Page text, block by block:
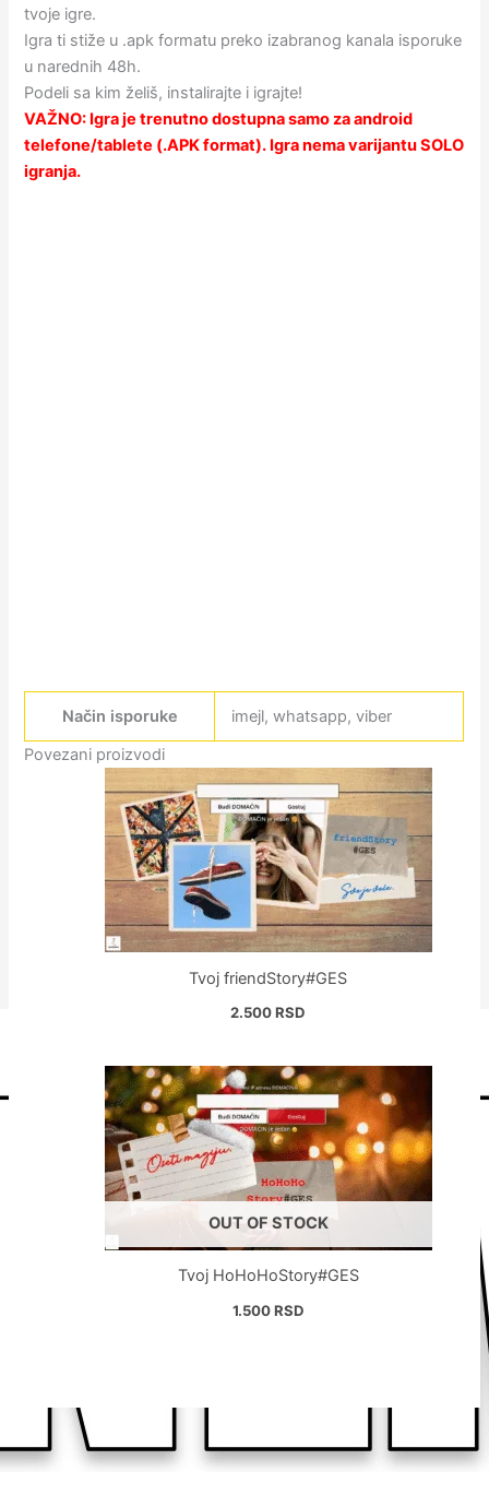
tvoje igre.
Igra ti stiže u .apk formatu preko izabranog kanala isporuke
u narednih 48h.
Podeli sa kim želiš, instalirajte i igrajte!
VAŽNO: Igra je trenutno dostupna samo za android
telefone/tablete (.APK format). Igra nema varijantu SOLO
igranja.
Način isporuke
imejl, whatsapp, viber
Povezani proizvodi
Tvoj friendStory#GES
2.500RSD
OUT OF STOCK
Tvoj HoHoHoStory#GES
1.500RSD